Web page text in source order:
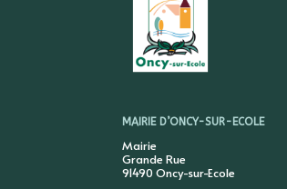
MAIRIE D’ONCY-SUR-ECOLE
Mairie
Grande Rue
91490 Oncy-sur-Ecole